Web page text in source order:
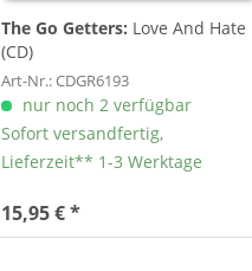
The Go Getters: Love And Hate
(CD)
Art-Nr.: CDGR6193
nur noch 2 verfügbar
Sofort versandfertig,
Lieferzeit** 1-3 Werktage
15,95 € *